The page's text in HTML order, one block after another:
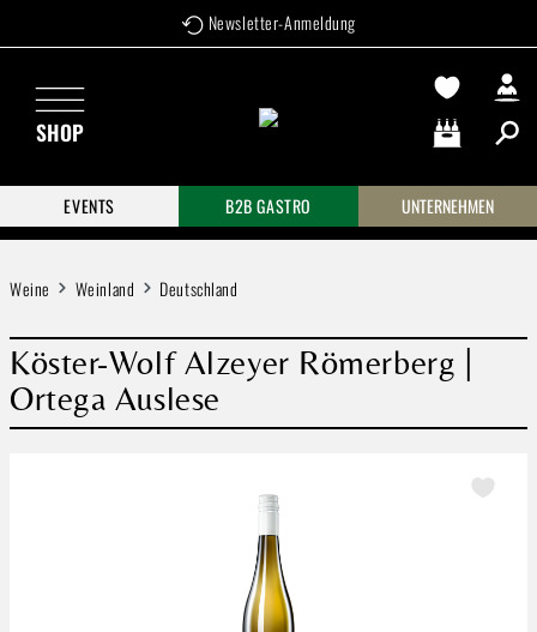
Zum Hauptinhalt springen Newsletter-Anmeldung
SHOP
Warenkorb
EVENTS
B2B GASTRO UNTERNEHMEN
Weine Weinland Deutschland
Köster-Wolf Alzeyer Römerberg |
Ortega Auslese